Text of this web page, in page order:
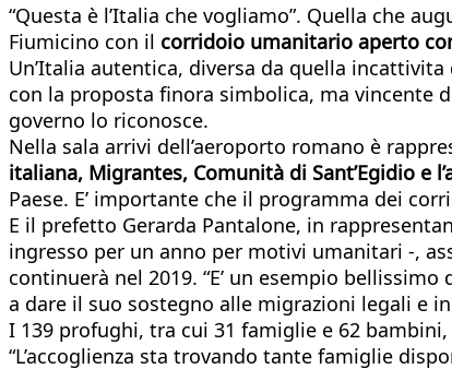
“Questa è l’Italia che vogliamo”. Quella che
Fiumicino con il corridoio umanitario aperto
Un’Italia autentica, diversa da quella
con la proposta finora simbolica, ma vincente
governo lo riconosce.
Nella sala arrivi dell’aeroporto romano è
italiana, Migrantes, Comunità di Sant’Egidio e
Paese. E’ importante che il programma dei
E il prefetto Gerarda Pantalone, in
ingresso per un anno per motivi umanitari -,
continuerà nel 2019. “E’ un esempio
a dare il suo sostegno alle migrazioni legali e
I 139 profughi, tra cui 31 famiglie e 62
“L’accoglienza sta trovando tante famiglie